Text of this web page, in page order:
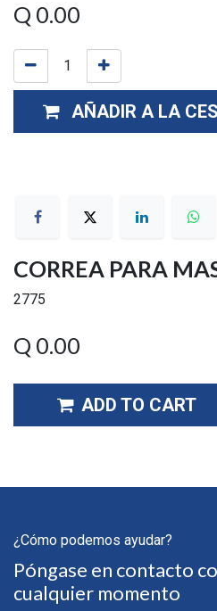
Q 0.00
AÑADIR A LA
CORREA PARA
2775
Q 0.00
ADD TO CART
¿Cómo podemos ayudar?
Póngase en contacto
cualquier momento